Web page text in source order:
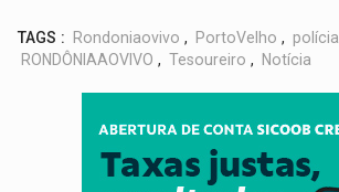
TAGS : Rondoniaovivo , PortoVelho , polícia
RONDÔNIAAOVIVO , Tesoureiro , Notícia